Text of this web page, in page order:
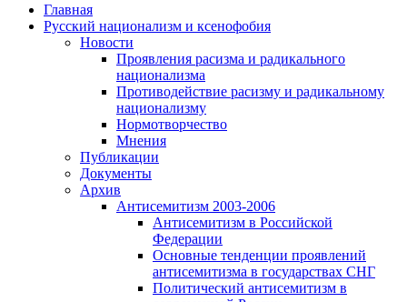
Главная
Русский национализм и ксенофобия
Новости
Проявления расизма и радикального
национализма
Противодействие расизму и радикальному
национализму
Нормотворчество
Мнения
Публикации
Документы
Архив
Антисемитизм 2003-2006
Антисемитизм в Российской
Федерации
Основные тенденции проявлений
антисемитизма в государствах СНГ
Политический антисемитизм в